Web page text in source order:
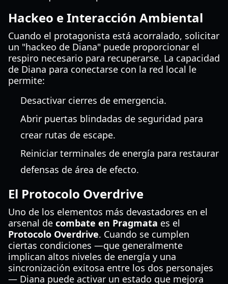
Hackeo e Interacción Ambiental
Cuando el protagonista está acorralado, solicitar
un "hackeo de Diana" puede proporcionar el
respiro necesario para recuperarse. La capacidad
de Diana para conectarse con la red local le
permite:
Desactivar cierres de emergencia.
Abrir puertas blindadas de seguridad para
crear rutas de escape.
Reiniciar terminales de energía para restaurar
defensas de área de efecto.
El Protocolo Overdrive
Uno de los elementos más devastadores en el
arsenal de combate en Pragmata es el
Protocolo Overdrive. Cuando se cumplen
ciertas condiciones —que generalmente
implican altos niveles de energía y una
sincronización exitosa entre los dos personajes
— Diana puede activar un estado que mejora